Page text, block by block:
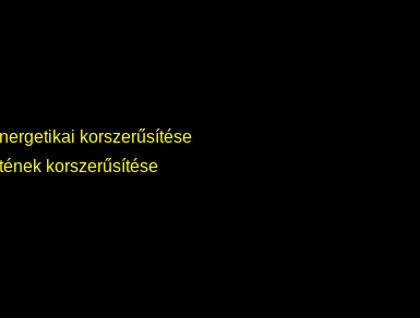
korszerűsítése
korszerűsítése